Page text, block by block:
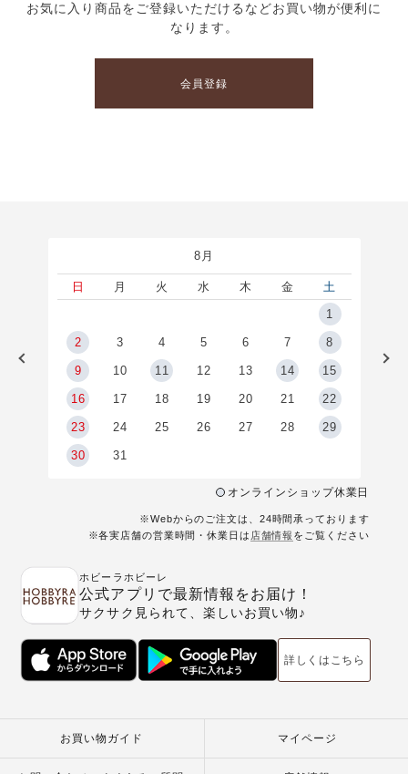
お気に入り商品をご登録いただけるなどお買い物が便利に
なります。
会員登録
8月
日 月 火 水 木 金
土
1
2 3 4 5 6 7 8
9 10 11 12 13 14 15
16 17 18 19 20 21 22
23 24 25 26 27 28 29
30 31
オンラインショップ休業日
※Webからのご注文は、24時間承っております
※各実店舗の営業時間・休業日は 店舗情報 をご覧ください
ホビーラホビーレ
公式アプリで最新情報をお届け！
サクサク見られて、楽しいお買い物♪
詳しくはこちら
お買い物ガイド マイページ